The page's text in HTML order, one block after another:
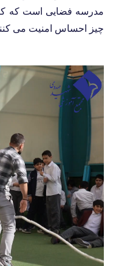
مدرسه فضایی است که
چیز احساس امنیت می